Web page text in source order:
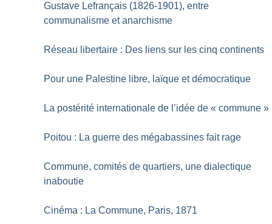
Gustave Lefrançais (1826-1901), entre
communalisme et anarchisme
Réseau libertaire : Des liens sur les cinq continents
Pour une Palestine libre, laïque et démocratique
La postérité internationale de l’idée de « commune »
Poitou : La guerre des mégabassines fait rage
Commune, comités de quartiers, une dialectique
inaboutie
Cinéma : La Commune, Paris, 1871